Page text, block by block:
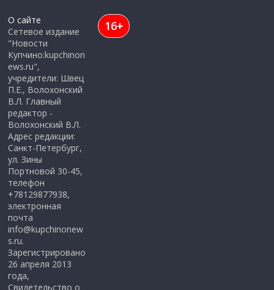
О сайте
Сетевое издание
"Новости
Купчино:kupchinon
ews.ru",
учредители: Швец
П.Е., Волохонский
В.Л. Главный
редактор -
Волохонский В.Л.
Адрес редакции:
Санкт-Петербург,
ул. Зины
Портновой 30-45,
телефон
+78129877938,
электронная
почта
info@kupchinonew
s.ru.
Зарегистрировано
26 апреля 2013
года,
Свидетельство о
16+